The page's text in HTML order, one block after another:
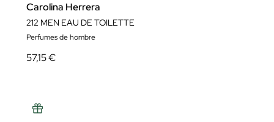
Carolina Herrera
212 MEN EAU DE TOILETTE
Perfumes de hombre
57,15 €